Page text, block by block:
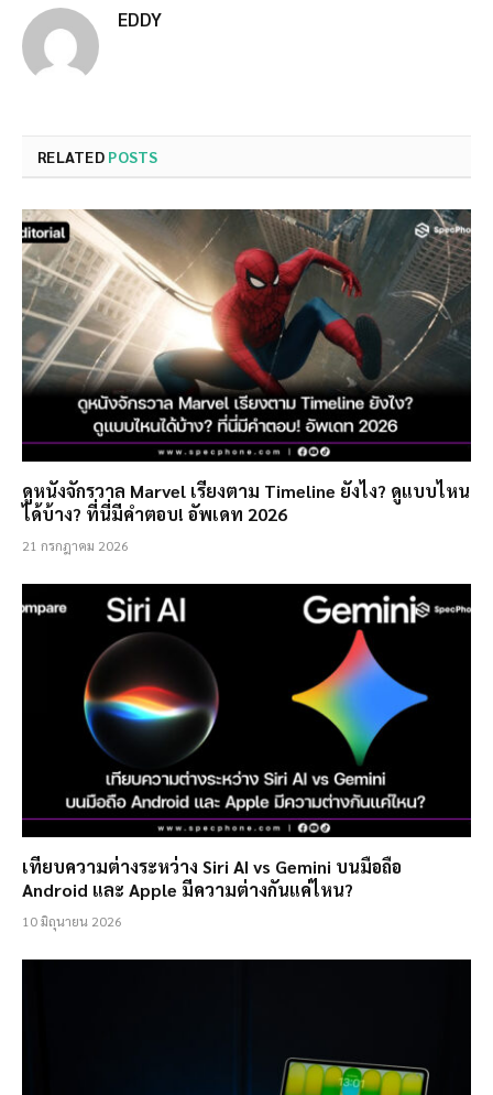
EDDY
RELATED POSTS
ดูหนังจักรวาล Marvel เรียงตาม Timeline ยังไง? ดูแบบไหน
ได้บ้าง? ที่นี่มีคำตอบ! อัพเดท 2026
21 กรกฎาคม 2026
เทียบความต่างระหว่าง Siri AI vs Gemini บนมือถือ
Android และ Apple มีความต่างกันแค่ไหน?
10 มิถุนายน 2026